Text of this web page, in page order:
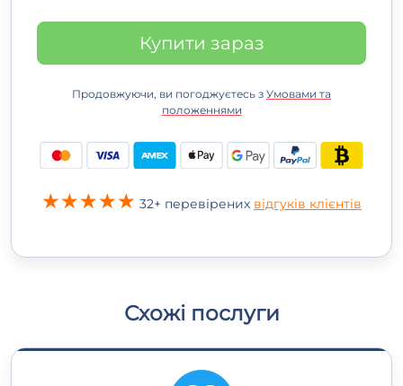
Купити зараз
Продовжуючи, ви погоджуєтесь з Умовами та
положеннями
32+ перевірених відгуків клієнтів
Схожі послуги